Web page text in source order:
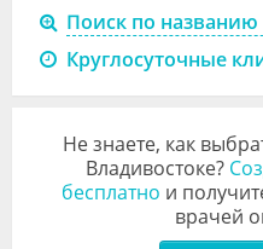
Форум
Клиники
Галерея
Поиск по
Круглосуточные
Не знаете, как
Владивостоке?
бесплатно и
врачей